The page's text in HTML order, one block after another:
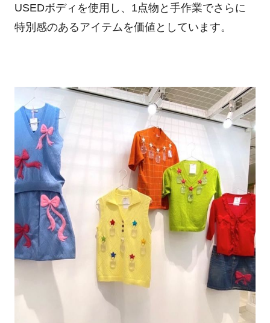
USEDボディを使用し、1点物と手作業でさらに
特別感のあるアイテムを価値としています。